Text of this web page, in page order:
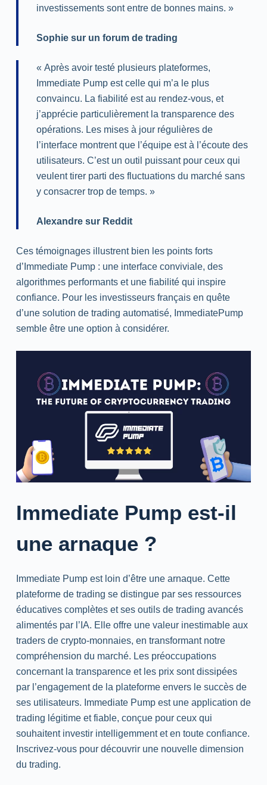
investissements sont entre de bonnes mains. »
Sophie sur un forum de trading
« Après avoir testé plusieurs plateformes,
Immediate Pump est celle qui m’a le plus
convaincu. La fiabilité est au rendez-vous, et
j’apprécie particulièrement la transparence des
opérations. Les mises à jour régulières de
l’interface montrent que l’équipe est à l’écoute des
utilisateurs. C’est un outil puissant pour ceux qui
veulent tirer parti des fluctuations du marché sans
y consacrer trop de temps. »
Alexandre sur Reddit
Ces témoignages illustrent bien les points forts
d’Immediate Pump : une interface conviviale, des
algorithmes performants et une fiabilité qui inspire
confiance. Pour les investisseurs français en quête
d’une solution de trading automatisé, ImmediatePump
semble être une option à considérer.
Immediate Pump est-il
une arnaque ?
Immediate Pump est loin d’être une arnaque. Cette
plateforme de trading se distingue par ses ressources
éducatives complètes et ses outils de trading avancés
alimentés par l’IA. Elle offre une valeur inestimable aux
traders de crypto-monnaies, en transformant notre
compréhension du marché. Les préoccupations
concernant la transparence et les prix sont dissipées
par l’engagement de la plateforme envers le succès de
ses utilisateurs. Immediate Pump est une application de
trading légitime et fiable, conçue pour ceux qui
souhaitent investir intelligemment et en toute confiance.
Inscrivez-vous pour découvrir une nouvelle dimension
du trading.